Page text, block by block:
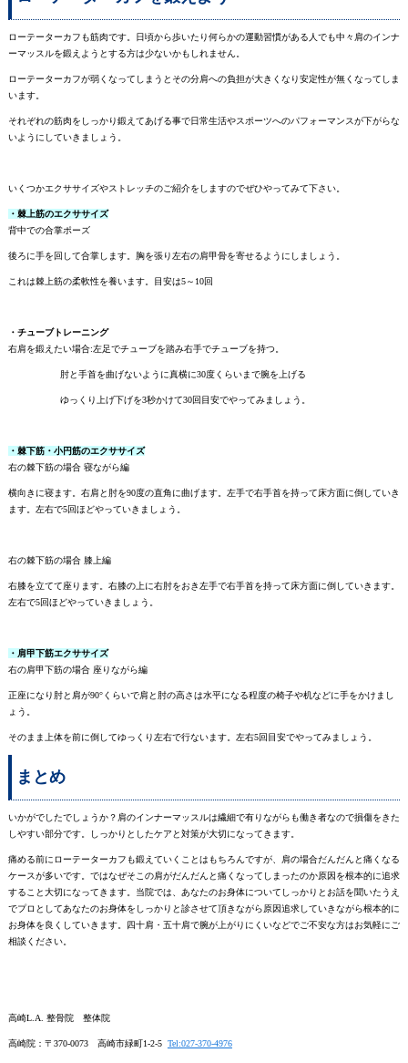
ローテーターカフも筋肉です。日頃から歩いたり何らかの運動習慣がある人でも中々肩のインナ
ーマッスルを鍛えようとする方は少ないかもしれません。
ローテーターカフが弱くなってしまうとその分肩への負担が大きくなり安定性が無くなってしま
います。
それぞれの筋肉をしっかり鍛えてあげる事で日常生活やスポーツへのパフォーマンスが下がらな
いようにしていきましょう。
いくつかエクササイズやストレッチのご紹介をしますのでぜひやってみて下さい。
・棘上筋のエクササイズ
背中での合掌ポーズ
後ろに手を回して合掌します。胸を張り左右の肩甲骨を寄せるようにしましょう。
これは棘上筋の柔軟性を養います。目安は5～10回
・チューブトレーニング
右肩を鍛えたい場合:左足でチューブを踏み右手でチューブを持つ。
肘と手首を曲げないように真横に30度くらいまで腕を上げる
ゆっくり上げ下げを3秒かけて30回目安でやってみましょう。
・棘下筋・小円筋のエクササイズ
右の棘下筋の場合 寝ながら編
横向きに寝ます。右肩と肘を90度の直角に曲げます。左手で右手首を持って床方面に倒していき
ます。左右で5回ほどやっていきましょう。
右の棘下筋の場合 膝上編
右膝を立てて座ります。右膝の上に右肘をおき左手で右手首を持って床方面に倒していきます。
左右で5回ほどやっていきましょう。
・肩甲下筋エクササイズ
右の肩甲下筋の場合 座りながら編
正座になり肘と肩が90°くらいで肩と肘の高さは水平になる程度の椅子や机などに手をかけまし
ょう。
そのまま上体を前に倒してゆっくり左右で行ないます。左右5回目安でやってみましょう。
まとめ
いかがでしたでしょうか？肩のインナーマッスルは繊細で有りながらも働き者なので損傷をきた
しやすい部分です。しっかりとしたケアと対策が大切になってきます。
痛める前にローテーターカフも鍛えていくことはもちろんですが、肩の場合だんだんと痛くなる
ケースが多いです。ではなぜそこの肩がだんだんと痛くなってしまったのか原因を根本的に追求
すること大切になってきます。当院では、あなたのお身体についてしっかりとお話を聞いたうえ
でプロとしてあなたのお身体をしっかりと診させて頂きながら原因追求していきながら根本的に
お身体を良くしていきます。四十肩・五十肩で腕が上がりにくいなどでご不安な方はお気軽にご
相談ください。
高崎L.A. 整骨院 整体院
高崎院：〒370-0073 高崎市緑町1-2-5 Tel:027-370-4976